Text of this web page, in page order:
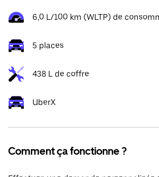
6,0 L/100 km (WLTP) de
5 places
438 L de coffre
UberX
Comment ça fonctionne ?